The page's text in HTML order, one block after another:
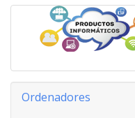
Ordenadores